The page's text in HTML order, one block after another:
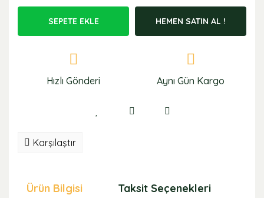
SEPETE EKLE HEMEN SATIN AL !
Hızlı Gönderi Aynı Gün Kargo
Karşılaştır
Ürün Bilgisi Taksit Seçenekleri